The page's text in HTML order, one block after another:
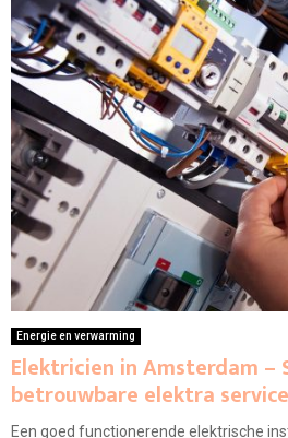
Energie en verwarming
Elektricien in Amsterdam –
betrouwbare elektra service
Een goed functionerende elektrische